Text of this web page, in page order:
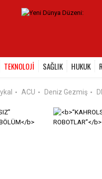
TEKNOLOJİ SAĞLIK HUKUK
• ACU • Deniz Gezmiş •